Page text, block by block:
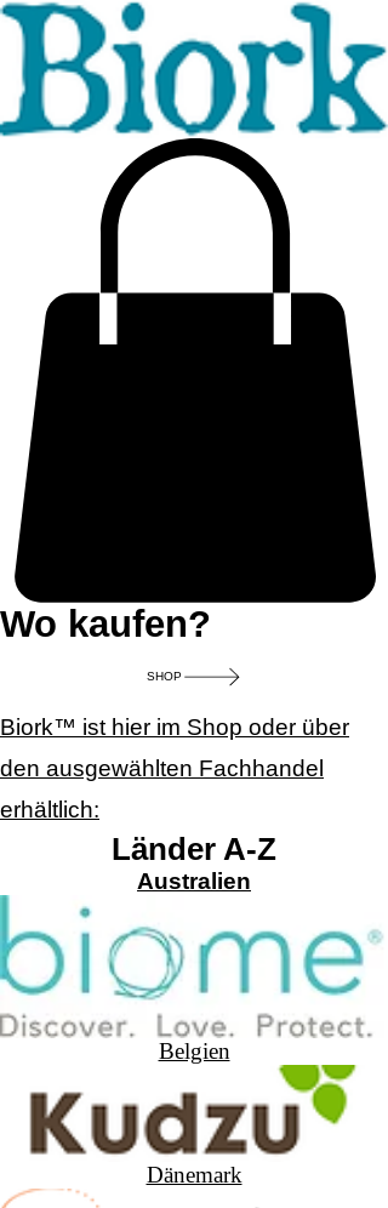
Wo kaufen?
SHOP
Biork™ ist hier im Shop oder über
den ausgewählten Fachhandel
erhältlich:
Länder A-Z
Australien
Belgien
Dänemark